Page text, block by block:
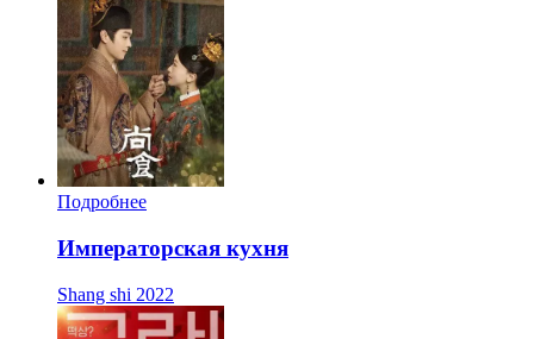
Подробнее
Императорская кухня
Shang shi 2022